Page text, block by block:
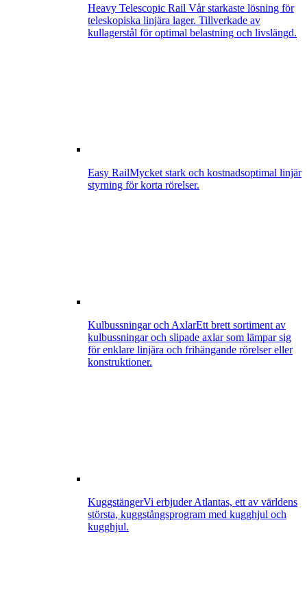
Heavy Telescopic Rail Vår starkaste lösning för
teleskopiska linjära lager. Tillverkade av
kullagerstål för optimal belastning och livslängd.
Easy RailMycket stark och kostnadsoptimal linjär
styrning för korta rörelser.
Kulbussningar och AxlarEtt brett sortiment av
kulbussningar och slipade axlar som lämpar sig
för enklare linjära och frihängande rörelser eller
konstruktioner.
KuggstängerVi erbjuder Atlantas, ett av världens
största, kuggstångsprogram med kugghjul och
kugghjul.